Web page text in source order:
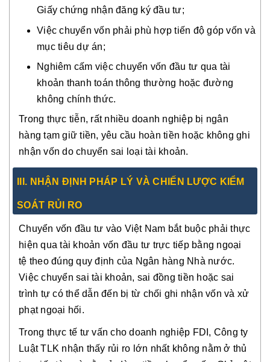
Giấy chứng nhận đăng ký đầu tư;
Việc chuyển vốn phải phù hợp tiến độ góp vốn và
mục tiêu dự án;
Nghiêm cấm việc chuyển vốn đầu tư qua tài
khoản thanh toán thông thường hoặc đường
không chính thức.
Trong thực tiễn, rất nhiều doanh nghiệp bị ngân
hàng tạm giữ tiền, yêu cầu hoàn tiền hoặc không ghi
nhận vốn do chuyển sai loại tài khoản.
III. NHẬN ĐỊNH PHÁP LÝ VÀ CHIẾN LƯỢC KIỂM
SOÁT RỦI RO
Chuyển vốn đầu tư vào Việt Nam bắt buộc phải thực
hiện qua tài khoản vốn đầu tư trực tiếp bằng ngoại
tệ theo đúng quy định của Ngân hàng Nhà nước.
Việc chuyển sai tài khoản, sai đồng tiền hoặc sai
trình tự có thể dẫn đến bị từ chối ghi nhận vốn và xử
phạt ngoại hối.
Trong thực tế tư vấn cho doanh nghiệp FDI, Công ty
Luật TLK nhận thấy rủi ro lớn nhất không nằm ở thủ